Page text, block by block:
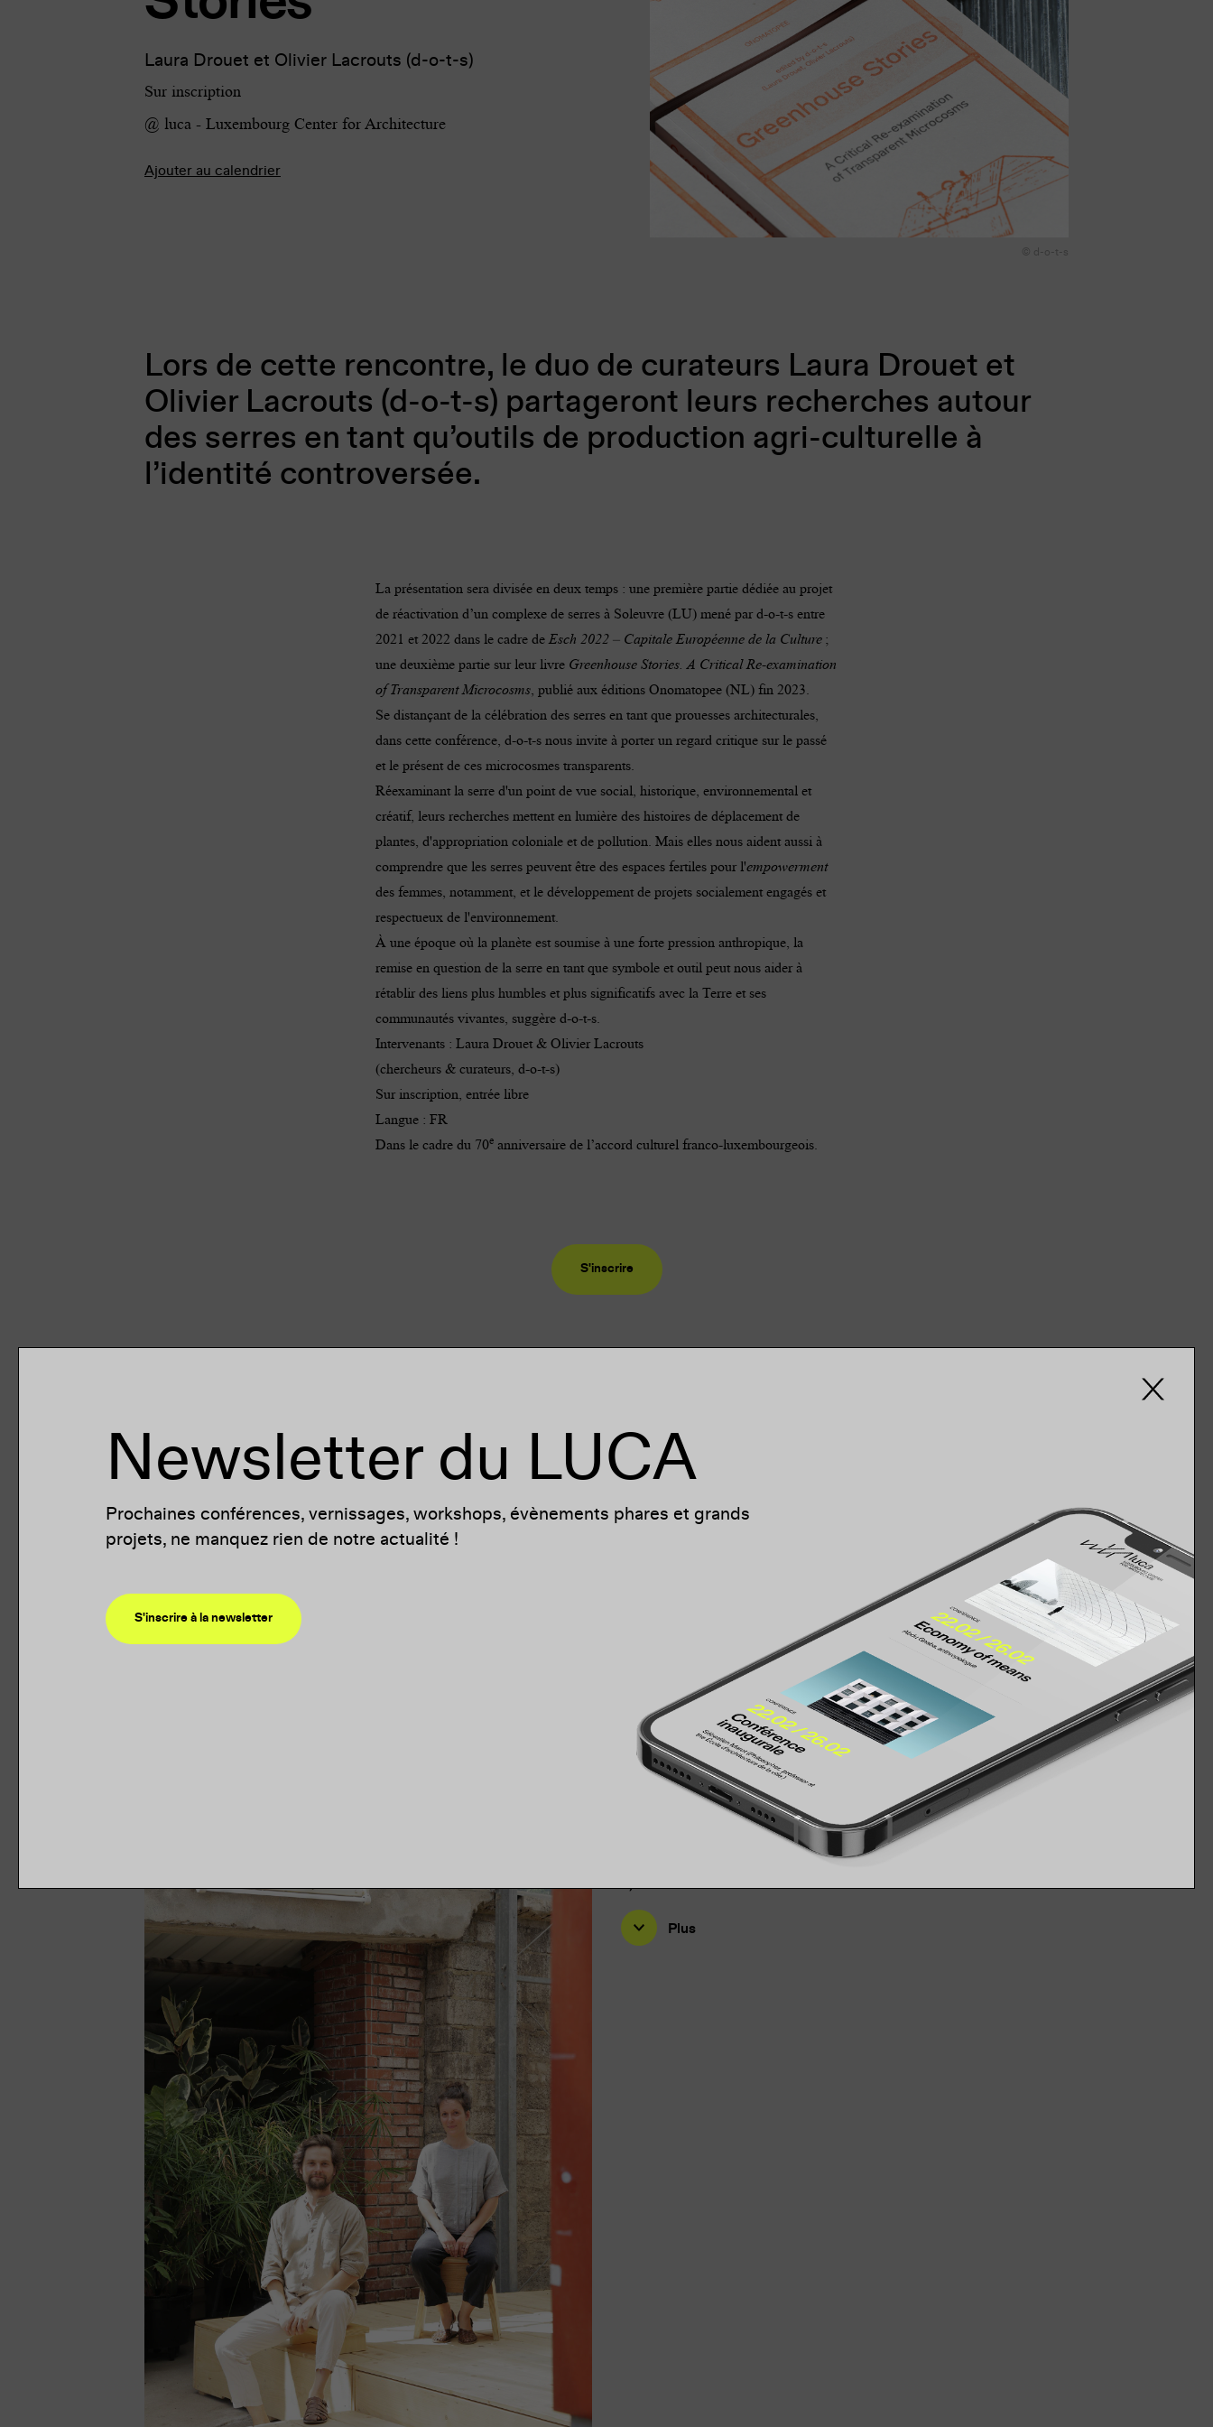
Laura Drouet et Olivier Lacrouts (d-o-t-s)
Sur inscription
@ luca - Luxembourg Center for Architecture
Ajouter au calendrier
© d-o-t-s
Lors de cette rencontre, le duo de curateurs Laura Drouet et
Olivier Lacrouts (d-o-t-s) partageront leurs recherches autour
des serres en tant qu’outils de production agri-culturelle à
l’identité controversée.
La présentation sera divisée en deux temps : une première partie dédiée au projet
de réactivation d’un complexe de serres à Soleuvre (LU) mené par d-o-t-s entre
2021 et 2022 dans le cadre deEsch 2022 – Capitale Européenne de la Culture;
une deuxième partie sur leur livre Greenhouse Stories. A Critical Re-examination
of Transparent Microcosms, publié aux éditions Onomatopee (NL) fin 2023.
Se distançant de la célébration des serres en tant que prouesses architecturales,
dans cette conférence, d-o-t-s nous invite à porter un regard critique sur le passé
et le présent de ces microcosmes transparents.
Réexaminant la serre d'un point de vue social, historique, environnemental et
créatif, leurs recherches mettent en lumière des histoires de déplacement de
plantes, d'appropriation coloniale et de pollution. Mais elles nous aident aussi à
comprendre que les serres peuvent être des espaces fertiles pour l'empowerment
des femmes, notamment, et le développement de projets socialement engagés et
respectueux de l'environnement.
À une époque où la planète est soumise à une forte pression anthropique, la
remise en question de la serre en tant que symbole et outil peut nous aider à
rétablir des liens plus humbles et plus significatifs avec la Terre et ses
communautés vivantes, suggère d-o-t-s.
Intervenants : Laura Drouet & Olivier Lacrouts
(chercheurs & curateurs, d-o-t-s)
Sur inscription, entrée libre
Langue : FR
Dans le cadre du 70e anniversaire de l’accord culturel franco-luxembourgeois.
S'inscrire
Greenhouse Stories A Critical Re-examination of Transparent
Microcosms
Plus
BIOGRAPHIE
Laura Drouet & Olivier Lacrouts (chercheurs & curateurs, d-o-t-
s)
Plus
Newsletter du LUCA
Prochaines conférences, vernissages, workshops, évènements phares et grands
projets, ne manquez rien de notre actualité !
S'inscrire à la newsletter